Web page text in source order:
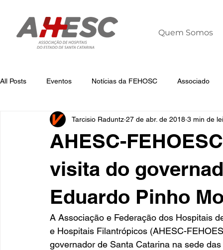
Quem Somos
All Posts Eventos Notícias da FEHOSC Associado
Notícias da AHESC Liderança Dia
AHESC-
visita do
Eduardo Pinho
Tarcisio Raduntz 27 de abr. de 2018 3 min de
A Associação e Federação dos Hospitais
e Hospitais Filantrópicos (AHESC-
governador de Santa Catarina na sede